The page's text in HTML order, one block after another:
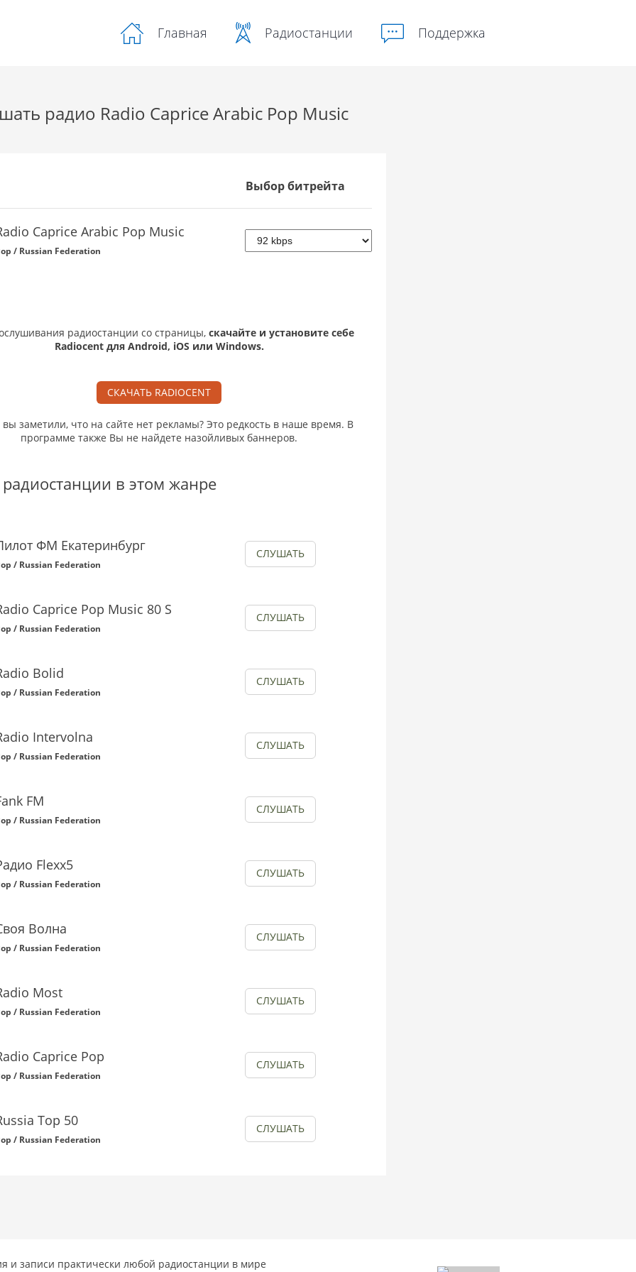
Главная Радиостанции Поддержка
радио Radio Caprice Arabic Pop Music
Выбор битрейта
Caprice Arabic Pop Music
/ Russian Federation
радиостанции со страницы, скачайте и установите себе
Radiocent для Android, iOS или Windows.
СКАЧАТЬ RADIOCENT
вы заметили, что на сайте нет рекламы? Это редкость в наше время. В
программе также Вы не найдете назойливых баннеров.
в этом жанре
ФМ Екатеринбург
/ Russian Federation
СЛУШАТЬ
Caprice Pop Music 80 S
/ Russian Federation
СЛУШАТЬ
Bolid
/ Russian Federation
СЛУШАТЬ
Intervolna
/ Russian Federation
СЛУШАТЬ
FM
/ Russian Federation
СЛУШАТЬ
Flexx5
/ Russian Federation
СЛУШАТЬ
Волна
/ Russian Federation
СЛУШАТЬ
Most
/ Russian Federation
СЛУШАТЬ
Caprice Pop
/ Russian Federation
СЛУШАТЬ
Top 50
/ Russian Federation
СЛУШАТЬ
и записи практически любой радиостанции в мире